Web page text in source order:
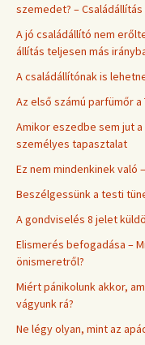
szemedet? –
A jó családállító nem
állítás teljesen más
A családállítónak is
Az első számú parfümőr a
Amikor eszedbe sem jut
személyes tapasztalat
Ez nem mindenkinek való
Beszélgessünk a testi
A gondviselés 8 jelet
Elismerés befogadása –
önismeretről?
Miért pánikolunk akkor,
vágyunk rá?
Ne légy olyan, mint az